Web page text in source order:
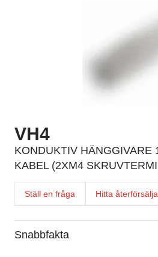
VH4
KONDUKTIV HÄNGGIVARE
KABEL (2XM4
Ställ en fråga Hitta
Snabbfakta